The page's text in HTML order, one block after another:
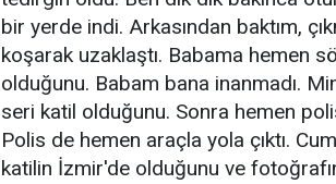
bir yerde indi. Arkasından baktım,
koşarak uzaklaştı. Babama hemen
olduğunu. Babam bana inanmadı.
seri katil olduğunu. Sonra hemen
Polis de hemen araçla yola çıktı.
katilin İzmir'de olduğunu ve